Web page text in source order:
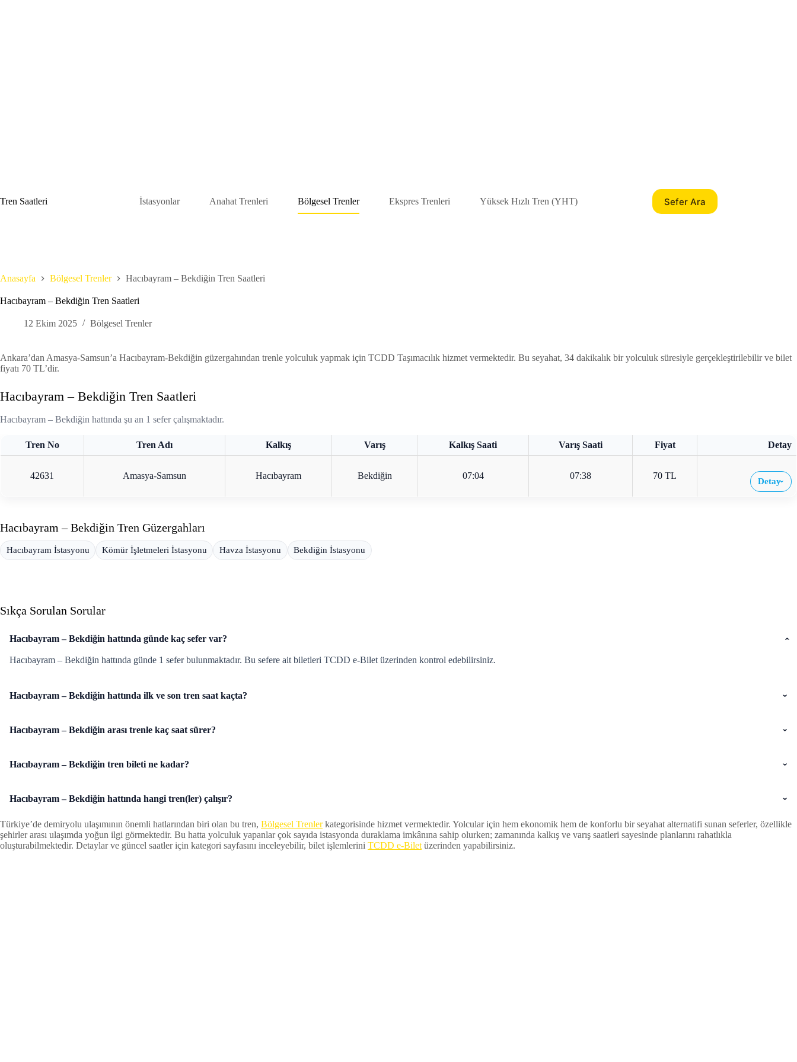
Tren Saatleri
İstasyonlar Anahat Trenleri Bölgesel Trenler Ekspres Trenleri Yüksek Hızlı Tren (YHT) Sefer Ara
Anasayfa Bölgesel Trenler Hacıbayram – Bekdiğin Tren Saatleri
Hacıbayram – Bekdiğin Tren Saatleri
12 Ekim 2025 Bölgesel Trenler
Ankara’dan Amasya-Samsun’a Hacıbayram-Bekdiğin güzergahından trenle yolculuk yapmak için TCDD Taşımacılık hizmet vermektedir. Bu seyahat, 34 dakikalık bir yolculuk süresiyle gerçekleştirilebilir ve bilet
fiyatı 70 TL’dir.
Hacıbayram – Bekdiğin Tren Saatleri
Hacıbayram – Bekdiğin hattında şu an 1 sefer çalışmaktadır.
Tren No Tren Adı Kalkış Varış Kalkış Saati Varış Saati Fiyat Detay
42631 Amasya-Samsun Hacıbayram Bekdiğin 07:04 07:38 70 TL
Detay›
Hacıbayram – Bekdiğin Tren Güzergahları
Hacıbayram İstasyonu Kömür İşletmeleri İstasyonu Havza İstasyonu Bekdiğin İstasyonu
Sıkça Sorulan Sorular
Hacıbayram – Bekdiğin hattında günde kaç sefer var?
Hacıbayram – Bekdiğin hattında günde 1 sefer bulunmaktadır. Bu sefere ait biletleri TCDD e-Bilet üzerinden kontrol edebilirsiniz.
Hacıbayram – Bekdiğin hattında ilk ve son tren saat kaçta?
Hacıbayram – Bekdiğin arası trenle kaç saat sürer?
Hacıbayram – Bekdiğin tren bileti ne kadar?
Hacıbayram – Bekdiğin hattında hangi tren(ler) çalışır?
Türkiye’de demiryolu ulaşımının önemli hatlarından biri olan bu tren, Bölgesel Trenlerkategorisinde hizmet vermektedir. Yolcular için hem ekonomik hem de konforlu bir seyahat alternatifi sunan seferler, özellikle
şehirler arası ulaşımda yoğun ilgi görmektedir. Bu hatta yolculuk yapanlar çok sayıda istasyonda duraklama imkânına sahip olurken; zamanında kalkış ve varış saatleri sayesinde planlarını rahatlıkla
oluşturabilmektedir. Detaylar ve güncel saatler için kategori sayfasını inceleyebilir, bilet işlemlerini TCDD e-Bilet üzerinden yapabilirsiniz.